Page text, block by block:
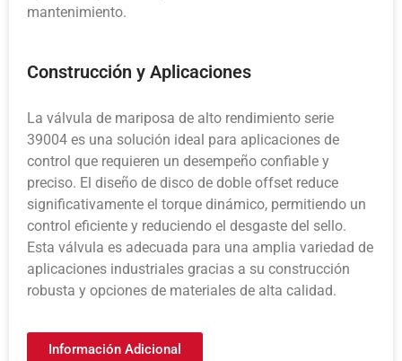
mantenimiento.
Construcción y Aplicaciones
La válvula de mariposa de alto rendimiento serie
39004 es una solución ideal para aplicaciones de
control que requieren un desempeño confiable y
preciso. El diseño de disco de doble offset reduce
significativamente el torque dinámico, permitiendo un
control eficiente y reduciendo el desgaste del sello.
Esta válvula es adecuada para una amplia variedad de
aplicaciones industriales gracias a su construcción
robusta y opciones de materiales de alta calidad.
Información Adicional